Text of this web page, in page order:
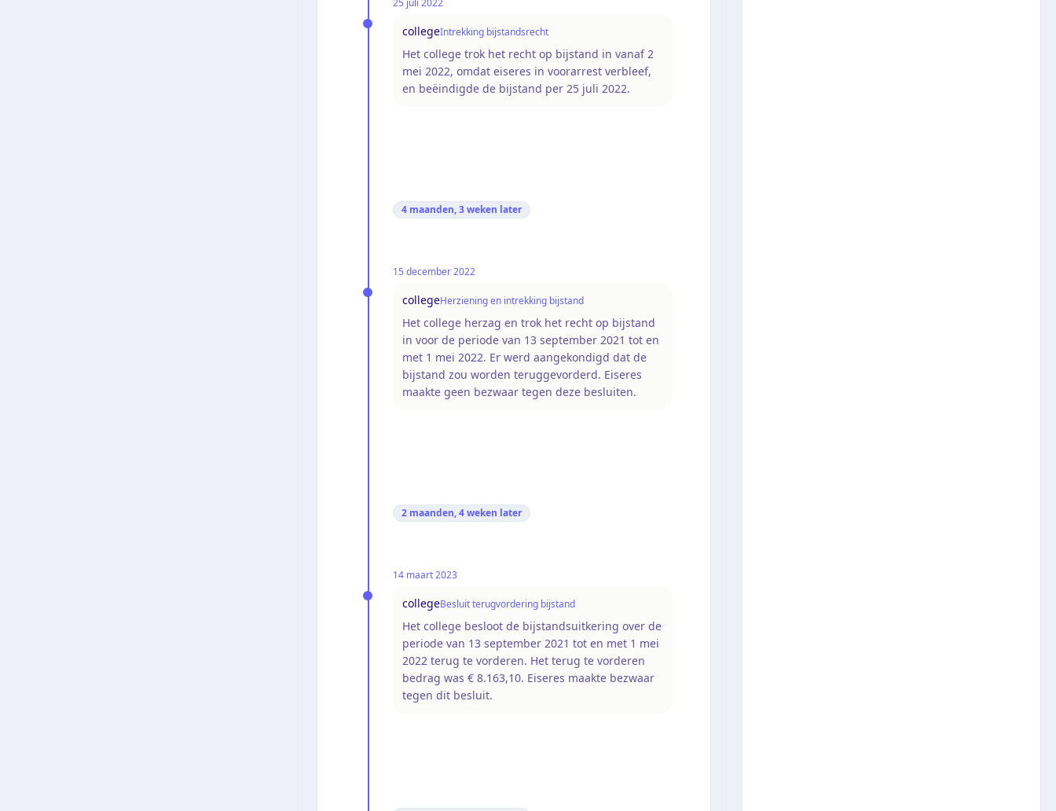
collegeIntrekking bijstandsrecht
Het college trok het recht op bijstand in vanaf 2
mei 2022, omdat eiseres in voorarrest verbleef,
en beëindigde de bijstand per 25 juli 2022.
4 maanden, 3 weken later
15 december 2022
collegeHerziening en intrekking bijstand
Het college herzag en trok het recht op bijstand
in voor de periode van 13 september 2021 tot en
met 1 mei 2022. Er werd aangekondigd dat de
bijstand zou worden teruggevorderd. Eiseres
maakte geen bezwaar tegen deze besluiten.
2 maanden, 4 weken later
14 maart 2023
collegeBesluit terugvordering bijstand
Het college besloot de bijstandsuitkering over de
periode van 13 september 2021 tot en met 1 mei
2022 terug te vorderen. Het terug te vorderen
bedrag was € 8.163,10. Eiseres maakte bezwaar
tegen dit besluit.